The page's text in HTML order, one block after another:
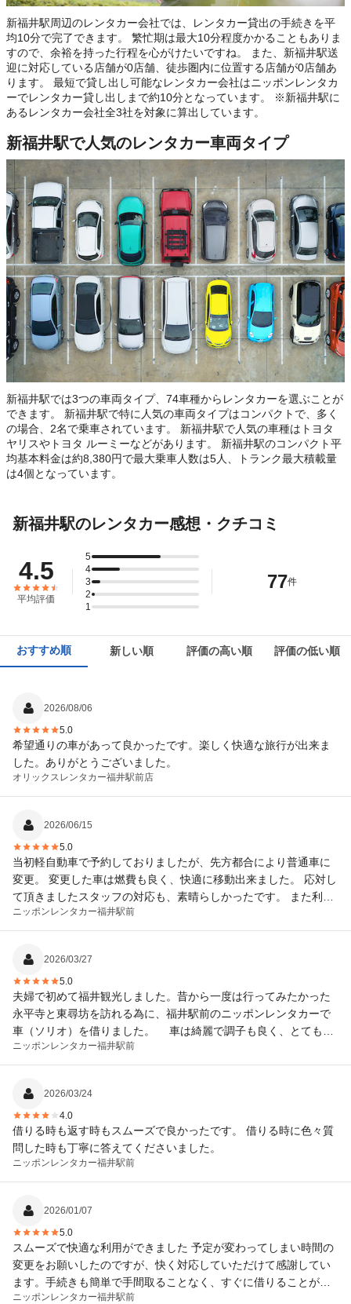
新福井駅周辺のレンタカー会社では、レンタカー貸出の手続きを平
均10分で完了できます。 繁忙期は最大10分程度かかることもありま
すので、余裕を持った行程を心がけたいですね。 また、新福井駅送
迎に対応している店舗が0店舗、徒歩圏内に位置する店舗が0店舗あ
ります。 最短で貸し出し可能なレンタカー会社はニッポンレンタカ
ーでレンタカー貸し出しまで約10分となっています。 ※新福井駅に
あるレンタカー会社全3社を対象に算出しています。
新福井駅で人気のレンタカー車両タイプ
新福井駅では3つの車両タイプ、74車種からレンタカーを選ぶことが
できます。 新福井駅で特に人気の車両タイプはコンパクトで、多く
の場合、2名で乗車されています。 新福井駅で人気の車種はトヨタ
ヤリスやトヨタ ルーミーなどがあります。 新福井駅のコンパクト平
均基本料金は約8,380円で最大乗車人数は5人、トランク最大積載量
は4個となっています。
新福井駅のレンタカー感想・クチコミ
4.5
平均評価
5
4
3
2
1
77件
おすすめ順 新しい順 評価の高い順 評価の低い順
2026/08/06
5.0
希望通りの車があって良かったです。楽しく快適な旅行が出来ま
した。ありがとうございました。
オリックスレンタカー福井駅前店
2026/06/15
5.0
当初軽自動車で予約しておりましたが、先方都合により普通車に
変更。 変更した車は燃費も良く、快適に移動出来ました。 応対し
て頂きましたスタッフの対応も、素晴らしかったです。 また利用
させて頂きます。
ニッポンレンタカー福井駅前
2026/03/27
5.0
夫婦で初めて福井観光しました。昔から一度は行ってみたかった
永平寺と東尋坊を訪れる為に、福井駅前のニッポンレンタカーで
車（ソリオ）を借りました。 車は綺麗で調子も良く、とても快
適なドライブが出来ました。
ニッポンレンタカー福井駅前
2026/03/24
4.0
借りる時も返す時もスムーズで良かったです。 借りる時に色々質
問した時も丁寧に答えてくださいました。
ニッポンレンタカー福井駅前
2026/01/07
5.0
スムーズで快適な利用ができました 予定が変わってしまい時間の
変更をお願いしたのですが、快く対応していただけて感謝してい
ます。手続きも簡単で手間取ることなく、すぐに借りることがで
きました。
ニッポンレンタカー福井駅前